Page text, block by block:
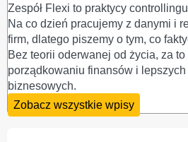
Zespół Flexi to praktycy
Na co dzień pracujemy z danymi i
firm, dlatego piszemy o tym, co
Bez teorii oderwanej od życia, za to
porządkowaniu finansów i
biznesowych.
Zobacz wszystkie wpisy